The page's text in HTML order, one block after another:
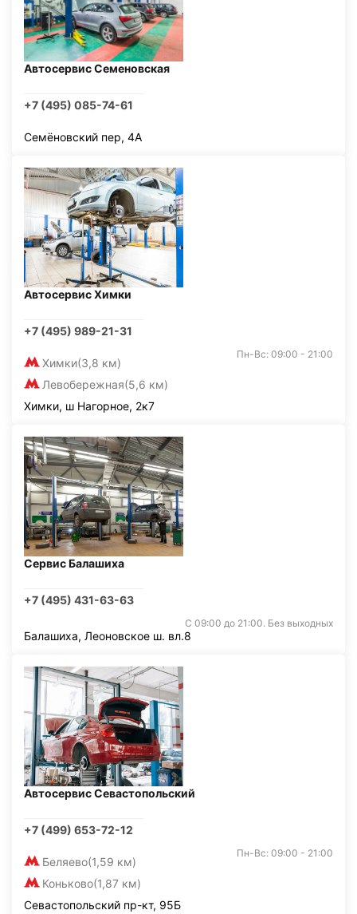
Автосервис Семеновская
+7 (495) 085-74-61
Семёновский пер, 4А
Автосервис Химки
+7 (495) 989-21-31
Химки(3,8 км)
Левобережная(5,6 км)
Пн-Вс: 09:00 - 21:00
Химки, ш Нагорное, 2к7
Сервис Балашиха
+7 (495) 431-63-63
С 09:00 до 21:00. Без выходных
Балашиха, Леоновское ш. вл.8
Автосервис Севастопольский
+7 (499) 653-72-12
Беляево(1,59 км)
Коньково(1,87 км)
Пн-Вс: 09:00 - 21:00
Севастопольский пр-кт, 95Б